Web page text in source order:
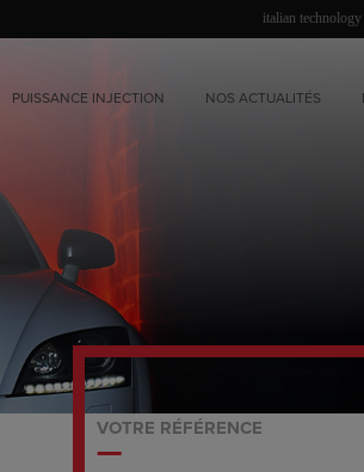
italian technology
PUISSANCE INJECTION NOS ACTUALITÉS
VOTRE RÉFÉRENCE